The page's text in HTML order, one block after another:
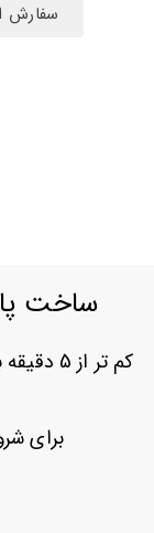
حساب
ثبت
بازیابی
سفارش
ساخت
کم تر از 5 دقیقه با هوش مصنوعی
برای